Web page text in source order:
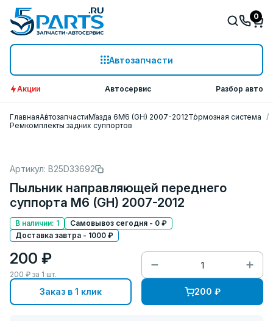
Автозапчасти
0
Акции Автосервис Разбор авто
ГлавнаяАвтозапчастиМазда 6M6 (GH) 2007-2012Тормозная система
Ремкомплекты задних суппортов
Артикул: B25D33692
Пыльник направляющей переднего
суппорта M6 (GH) 2007-2012
В наличии: 1
Самовывоз сегодня - 0 ₽
Доставка завтра - 1000 ₽
200 ₽
200 ₽ за 1 шт.
Заказ в 1 клик 200 ₽